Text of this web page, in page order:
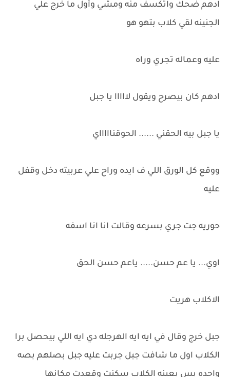
ادهم ضحك واتكسف منه ومشي وأول ما خرج علي
الجنينه لقي كلاب بتهو هو
عليه وعماله تجري وراه
ادهم كان بيصرح ويقول لااااا يا جبل
يا جبل بيه الحقني ...... الحوقناااااي
ووقع كل الورق اللي ف ايده وراح علي عربيته دخل وقفل
عليه
حوريه جت جري بسرعه وقالت انا انا اسفه
اوي... يا عم حسن..... ياعم حسن الحق
الاكلاب هريت
جبل خرج وقال في ايه ايه الهرجله دي ايه اللي بيحصل برا
الكلاب اول ما شافت جبل جربت عليه جبل بصلهم بصه
واحده بس بعينه الكلاب سكنت وقعدت مكانها